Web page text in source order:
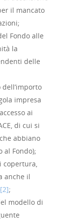
il mancato
Fondo alle
la
delle
impresa
ai
di cui si
abbiano
al Fondo);
copertura,
anche il
[2];
modello di